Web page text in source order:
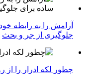
آرامش را به رابطه
جلوگیری از جر و بحث
چطور لکه ادرار را